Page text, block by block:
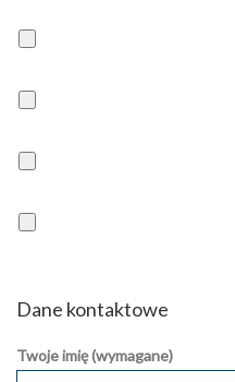
Dane kontaktowe
Twoje imię (wymagane)